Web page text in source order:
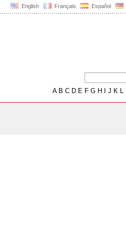
English Français Español
AB C D E F G H J K L